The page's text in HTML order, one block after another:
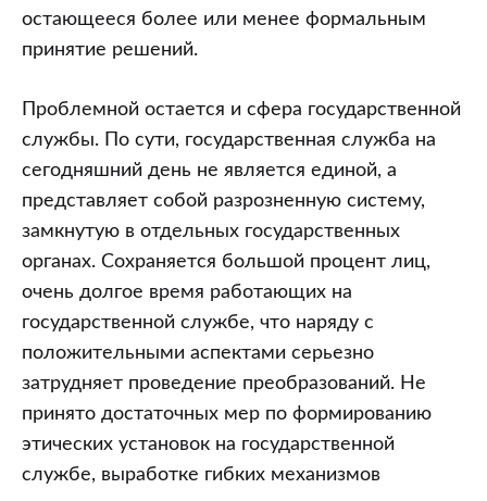
остающееся более или менее формальным
принятие решений.
Проблемной остается и сфера государственной
службы. По сути, государственная служба на
сегодняшний день не является единой, а
представляет собой разрозненную систему,
замкнутую в отдельных государственных
органах. Сохраняется большой процент лиц,
очень долгое время работающих на
государственной службе, что наряду с
положительными аспектами серьезно
затрудняет проведение преобразований. Не
принято достаточных мер по формированию
этических установок на государственной
службе, выработке гибких механизмов